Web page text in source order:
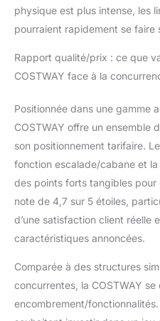
physique est plus intense, les
pourraient rapidement se faire
Rapport qualité/prix : ce que
COSTWAY face à la
Positionnée dans une gamme
COSTWAY offre un ensemble
son positionnement tarifaire.
fonction escalade/cabane et
des points forts tangibles pour
note de 4,7 sur 5 étoiles,
d’une satisfaction client réelle
caractéristiques annoncées.
Comparée à des structures
concurrentes, la COSTWAY
encombrement/